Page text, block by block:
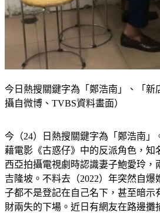
攝自微博、TVBS資料畫面）
藉電影《古惑仔》中的反派角色，知
西亞拍攝電視劇時認識妻子鮑愛玲，
吉隆坡。不料去（2022）年突然自爆
子都不是登記在自己名下，甚至暗示
財兩失的下場。近日有網友在路邊攤
個人憔悴不少，臉上佈滿皺紋，與過